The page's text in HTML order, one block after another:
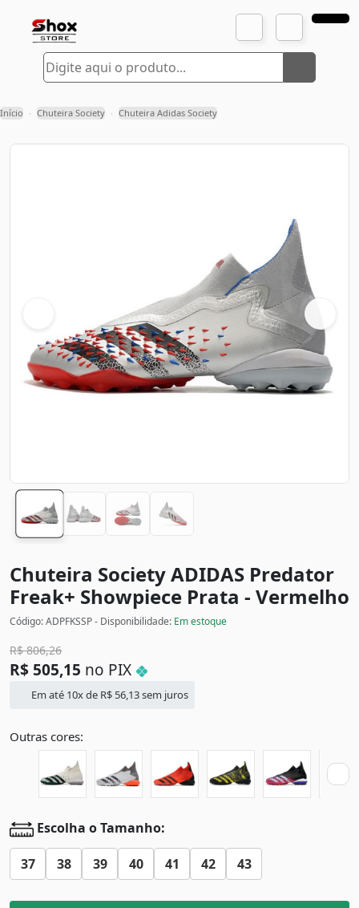
Início › Chuteira Society › Chuteira Adidas Society
Chuteira Society ADIDAS Predator
Freak+ Showpiece Prata - Vermelho
Código: ADPFKSSP - Disponibilidade: Em estoque
R$806,26
R$ 505,15 no PIX
Em até 10x de R$ 56,13sem juros
Outras cores:
Escolha o Tamanho:
37 38 39 40 41 42 43